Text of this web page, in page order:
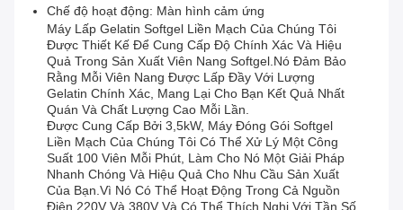
Chế độ hoạt động: Màn hình cảm ứng
Máy Lấp Gelatin Softgel Liền Mạch Của Chúng Tôi
Được Thiết Kế Để Cung Cấp Độ Chính Xác Và Hiệu
Quả Trong Sản Xuất Viên Nang Softgel.nó Đảm Bảo
Rằng Mỗi Viên Nang Được Lấp Đầy Với Lượng
Gelatin Chính Xác, Mang Lại Cho Bạn Kết Quả Nhất
Quán Và Chất Lượng Cao Mỗi Lần.
Được Cung Cấp Bởi 3,5kW, Máy Đóng Gói Softgel
Liền Mạch Của Chúng Tôi Có Thể Xử Lý Một Công
Suất 100 Viên Mỗi Phút, Làm Cho Nó Một Giải Pháp
Nhanh Chóng Và Hiệu Quả Cho Nhu Cầu Sản Xuất
Của Bạn.vì Nó Có Thể Hoạt Động Trong Cả Nguồn
Điện 220V Và 380V Và Có Thể Thích Nghi Với Tần Số